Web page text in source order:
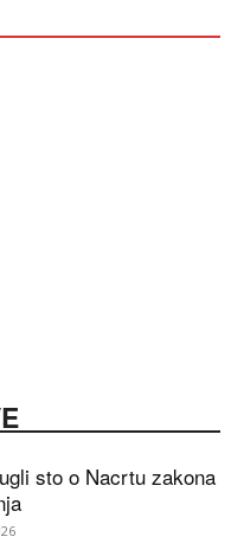
sto o Nacrtu zakona